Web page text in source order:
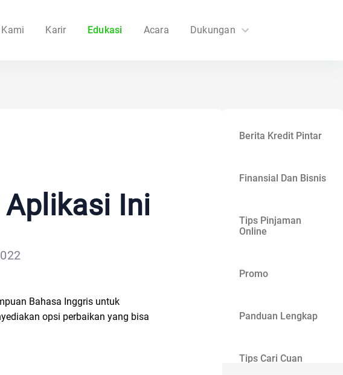
Karir Edukasi Acara Dukungan
Aplikasi Ini
Bahasa Inggris untuk
opsi perbaikan yang bisa
Berita Kredit Pintar
Finansial Dan Bisnis
Tips Pinjaman
Online
Promo
Panduan Lengkap
Tips Cari Cuan